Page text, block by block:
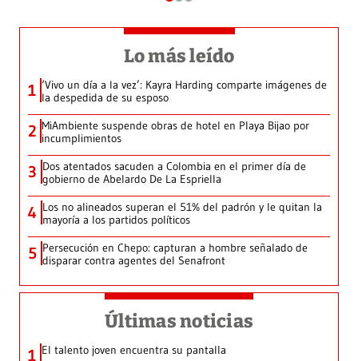
Lo más leído
1 ‘Vivo un día a la vez’: Kayra Harding comparte imágenes de
la despedida de su esposo
2 MiAmbiente suspende obras de hotel en Playa Bijao por
incumplimientos
3 Dos atentados sacuden a Colombia en el primer día de
gobierno de Abelardo De La Espriella
4 Los no alineados superan el 51% del padrón y le quitan la
mayoría a los partidos políticos
5 Persecución en Chepo: capturan a hombre señalado de
disparar contra agentes del Senafront
Últimas noticias
1 El talento joven encuentra su pantalla​